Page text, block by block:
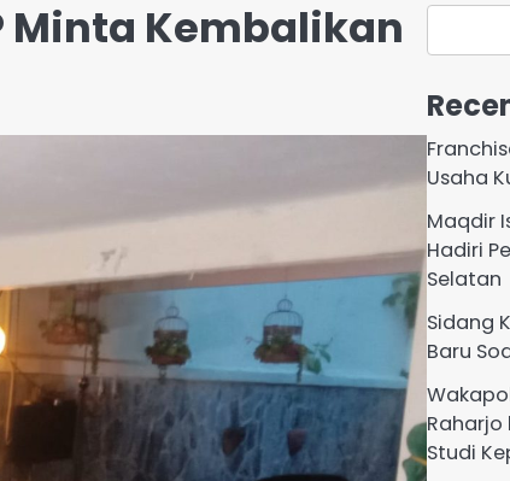
Minta Kembalikan
Usaha
Maqdir
Hadiri
Selatan
Sidang
Baru
Raharjo
Studi